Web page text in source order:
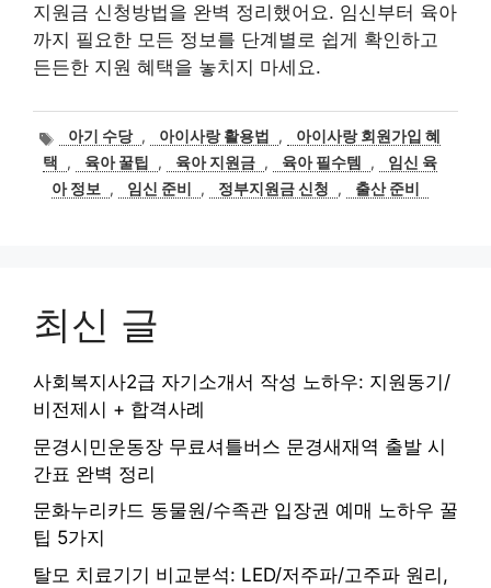
지원금 신청방법을 완벽 정리했어요. 임신부터 육아
까지 필요한 모든 정보를 단계별로 쉽게 확인하고
든든한 지원 혜택을 놓치지 마세요.
태아기 수당 , 아이사랑 활용법 ,
아이사랑 회원가입 혜
택
, 육아 꿀팁 , 육아 지원금 , 육아 필수템 ,
임신 육
아 정보
, 임신 준비 , 정부지원금 신청 , 출산 준비
최신 글
사회복지사2급 자기소개서 작성 노하우: 지원동기/
비전제시 + 합격사례
문경시민운동장 무료셔틀버스 문경새재역 출발 시
간표 완벽 정리
문화누리카드 동물원/수족관 입장권 예매 노하우 꿀
팁 5가지
탈모 치료기기 비교분석: LED/저주파/고주파 원리,